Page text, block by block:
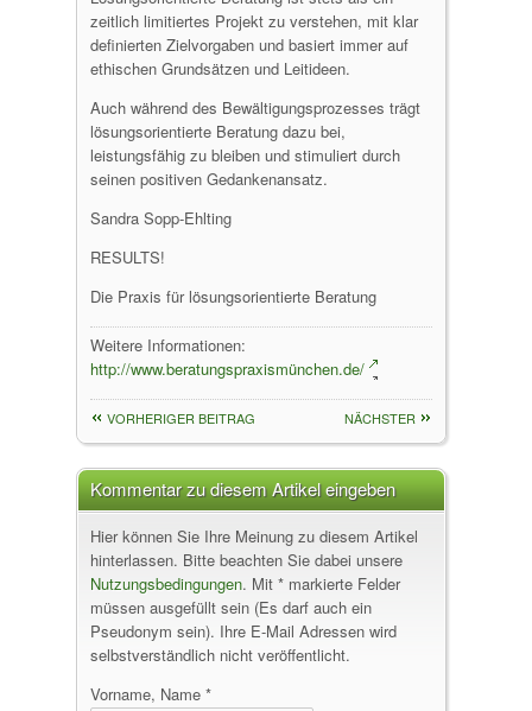
zeitlich limitiertes Projekt zu verstehen, mit klar
definierten Zielvorgaben und basiert immer auf
ethischen Grundsätzen und Leitideen.
Auch während des Bewältigungsprozesses trägt
lösungsorientierte Beratung dazu bei,
leistungsfähig zu bleiben und stimuliert durch
seinen positiven Gedankenansatz.
Sandra Sopp-Ehlting
RESULTS!
Die Praxis für lösungsorientierte Beratung
Weitere Informationen:
http://www.beratungspraxismünchen.de/
NÄCHSTER
VORHERIGER BEITRAG
Kommentar zu diesem Artikel eingeben
Hier können Sie Ihre Meinung zu diesem Artikel
hinterlassen. Bitte beachten Sie dabei unsere
Nutzungsbedingungen. Mit * markierte Felder
müssen ausgefüllt sein (Es darf auch ein
Pseudonym sein). Ihre E-Mail Adressen wird
selbstverständlich nicht veröffentlicht.
Vorname, Name *